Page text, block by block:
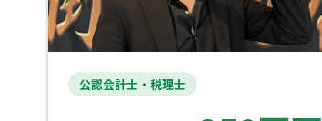
公認会計士・税理士